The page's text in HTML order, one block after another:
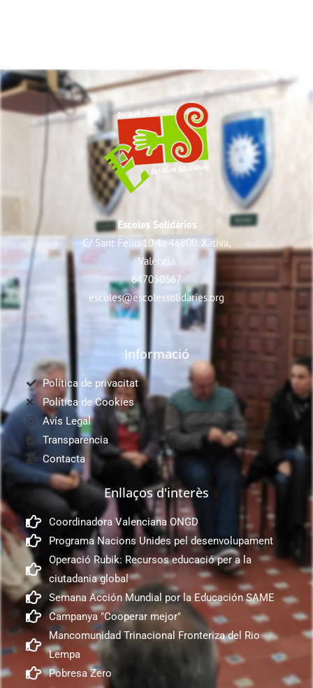
Escoles Solidàries
C/ Sant Feliu 10,4a 46800. Xàtiva,
València
647050567
escoles@escolessolidaries.org
Informació
Política de privacitat
Política de Cookies
Avís Legal
Transparencia
Contacta
Enllaços d'interès
Coordinadora Valenciana ONGD
Programa Nacions Unides pel desenvolupament
Operació Rubik: Recursos educació per a la
ciutadania global
Semana Acción Mundial por la Educación SAME
Campanya "Cooperar mejor"
Mancomunidad Trinacional Fronteriza del Rio
Lempa
Pobresa Zero